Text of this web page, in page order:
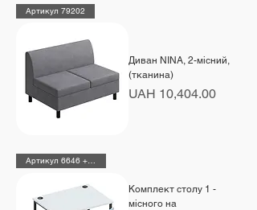
Артикул 79202
Диван NINA, 2-місний,
(тканина)
Price
UAH 10,404.00
Артикул 6646 + 48490 HPL
Комплект столу 1 -
місного на